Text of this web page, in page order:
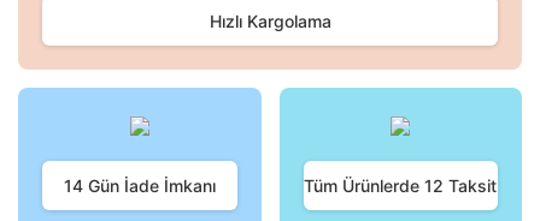
Yorum Yaz
Ürün resmi kalitesiz, bozuk veya görüntülenemiyor.
Bu ürüne benzer farklı alternatifler olmalı.
Hızlı Kargolama
14 Gün İade İmkanı Tüm Ürünlerde 12 Taksit